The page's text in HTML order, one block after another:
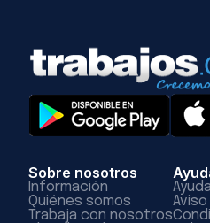
Sobre nosotros
Información
Quiénes somos
Trabaja con nosotros
Aviso